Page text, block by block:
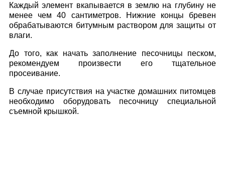
Каждый элемент вкапывается в землю на глубину не
менее чем 40 сантиметров. Нижние концы бревен
обрабатываются битумным раствором для защиты от
влаги.
До того, как начать заполнение песочницы песком,
рекомендуем произвести его тщательное
просеивание.
В случае присутствия на участке домашних питомцев
необходимо оборудовать песочницу специальной
съемной крышкой.